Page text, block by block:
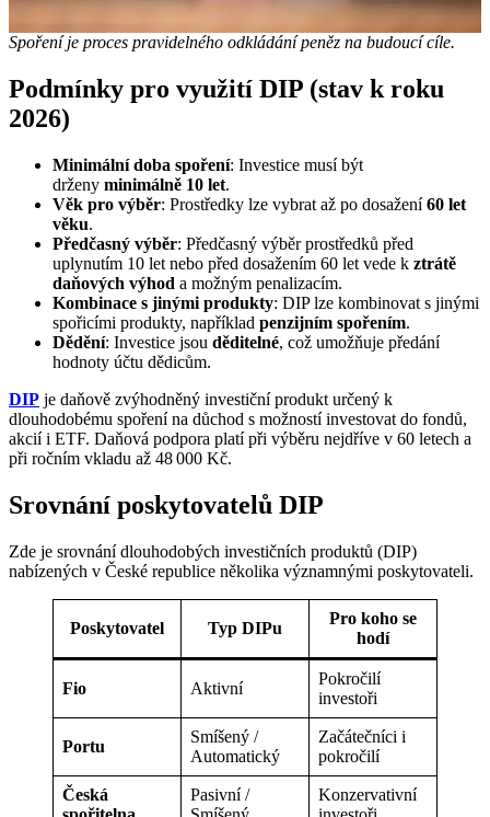
Spoření je proces pravidelného odkládání peněz na budoucí cíle.
Podmínky pro využití DIP (stav k roku
2026)
Minimální doba spoření: Investice musí být
drženy minimálně 10 let.
Věk pro výběr: Prostředky lze vybrat až po dosažení60 let
věku.
Předčasný výběr: Předčasný výběr prostředků před
uplynutím 10 let nebo před dosažením 60 let vede k ztrátě
daňových výhod a možným penalizacím.
Kombinace s jinými produkty: DIP lze kombinovat s jinými
spořicími produkty, například penzijním spořením.
Dědění: Investice jsou děditelné, což umožňuje předání
hodnoty účtu dědicům.
DIP je daňově zvýhodněný investiční produkt určený k
dlouhodobému spoření na důchod s možností investovat do fondů,
akcií i ETF. Daňová podpora platí při výběru nejdříve v 60 letech a
při ročním vkladu až 48 000 Kč.
Srovnání poskytovatelů DIP
Zde je srovnání dlouhodobých investičních produktů (DIP)
nabízených v České republice několika významnými poskytovateli.
Poskytovatel Typ DIPu
Pro koho se
hodí
Fio Aktivní
Pokročilí
investoři
Portu
Smíšený /
Automatický
Začátečníci i
pokročilí
Česká
Pasivní /
Konzervativní